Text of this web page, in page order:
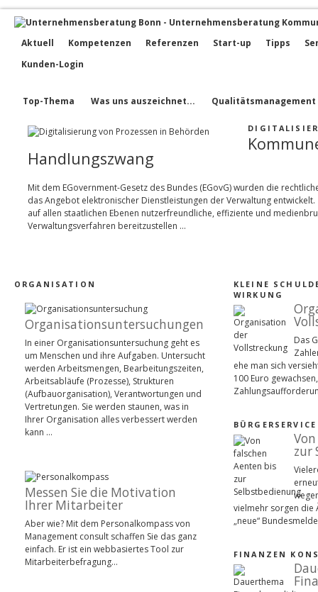
Aktuell Kompetenzen Referenzen Start-up Tipps
Kunden-Login
Top-Thema Was uns auszeichnet... Qualitätsmanagement
Handlungszwang
Mit dem EGovernment-Gesetz des Bundes (EGovG) wurden die
das Angebot elektronischer Dienstleistungen der Verwaltung entwickelt.
auf allen staatlichen Ebenen nutzerfreundliche, effiziente und
Verwaltungsverfahren bereitzustellen …
ORGANISATION
Organisationsuntersuchungen
In einer Organisationsuntersuchung geht es
um Menschen und ihre Aufgaben. Untersucht
werden Arbeitsmengen, Bearbeitungszeiten,
Arbeitsabläufe (Prozesse), Strukturen
(Aufbauorganisation), Verantwortungen und
Vertretungen. Sie werden staunen, was in
Ihrer Organisation alles verbessert werden
kann …
Messen Sie die Motivation
Ihrer Mitarbeiter
Aber wie? Mit dem Personalkompass von
Management consult schaffen Sie das ganz
einfach. Er ist ein webbasiertes Tool zur
Mitarbeiterbefragung…
KLEINE
IRKUNG
Das
ehe man sich
100 Euro
BÜRGERSERVICE
zur
vielmehr sorgen die
„neue“
FINANZEN